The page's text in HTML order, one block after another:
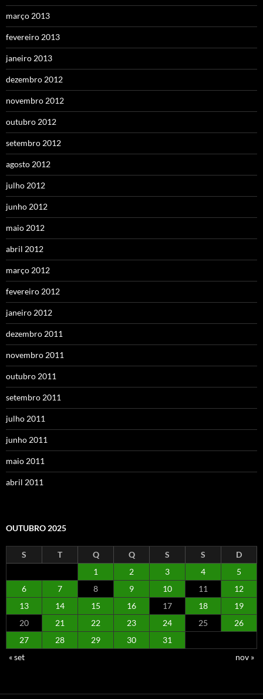
março 2013
fevereiro 2013
janeiro 2013
dezembro 2012
novembro 2012
outubro 2012
setembro 2012
agosto 2012
julho 2012
junho 2012
maio 2012
abril 2012
março 2012
fevereiro 2012
janeiro 2012
dezembro 2011
novembro 2011
outubro 2011
setembro 2011
julho 2011
junho 2011
maio 2011
abril 2011
OUTUBRO 2025
S T Q Q S S
D
1
2 3 4
5
6
7 8 9 10 11
12
13
14 15 16 17 18
19
20
21 22 23 24 25
26
27
28 29 30
31
« set
nov »